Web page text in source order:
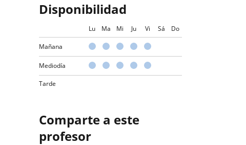
Disponibilidad
Lu Ma Mi Ju Vi Sá Do
Mañana
Mediodía
Tarde
Comparte a este
profesor